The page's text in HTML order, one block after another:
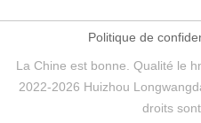
Politique de
La Chine est bonne. Qualité le
2022-2026 Huizhou
droits